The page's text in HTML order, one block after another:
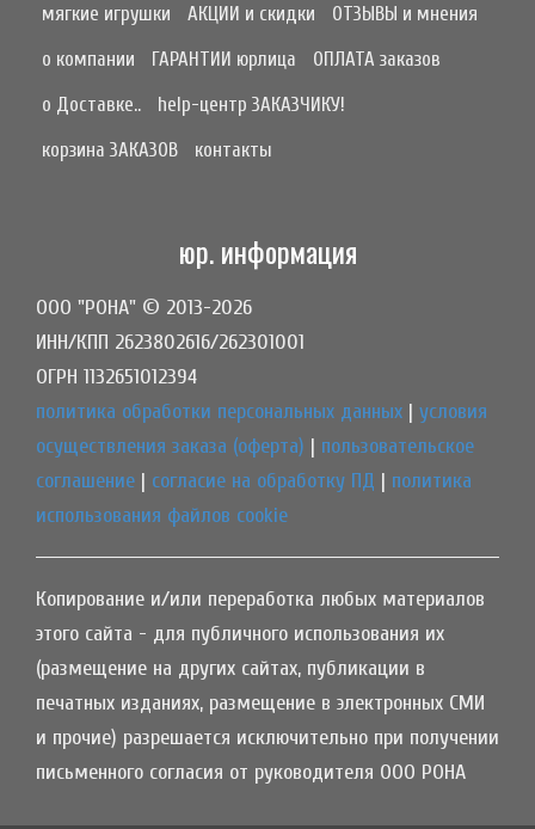
мягкие игрушки
АКЦИИ и скидки
ОТЗЫВЫ и мнения
о компании
ГАРАНТИИ юрлица
ОПЛАТА заказов
о Доставке..
help-центр ЗАКАЗЧИКУ!
корзина ЗАКАЗОВ
контакты
юр. информация
ООО "РОНА" © 2013-2026
ИНН/КПП 2623802616/262301001
ОГРН 1132651012394
политика обработки персональных данных | условия
осуществления заказа (оферта) | пользовательское
соглашение | согласие на обработку ПД | политика
использования файлов cookie
Копирование и/или переработка любых материалов
этого сайта - для публичного использования их
(размещение на других сайтах, публикации в
печатных изданиях, размещение в электронных СМИ
и прочие) разрешается исключительно при получении
письменного согласия от руководителя ООО РОНА